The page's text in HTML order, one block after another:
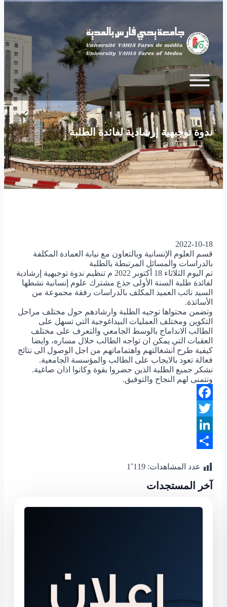
ندوة توجيهية إرشادية لفائدة الطلبة
2022-10-18
قسم العلوم الإنسانية وبالتعاون مع نيابة العمادة المكلفة
بالدراسات والمسائل المرتبطة بالطلبة
تم اليوم الثلاثاء 18 أكتوبر 2022 م تنظيم ندوة توجيهية إرشادية
لفائدة طلبة السنة الأولى جذع مشترك علوم إنسانية نشطها
السيد نائب العميد المكلف بالدراسات رفقة مجموعة من
الأساتذة.
وتضمن محتواها توجيه الطلبة وارشادهم حول مختلف مراحل
التكوين ومختلف العمليات البيداغوجية التي تسهل على
الطالب الانداماج بالوسط الجامعي والتعرف على مختلف
العقبات التي يمكن ان تواجه الطالب خلال مساره، وايضا
كيفية طرح انشغالتهم واهتماماتهم من اجل الوصول الى نتائج
فعالة تعود بالايجاب على الطالب والمؤسسة الجامعية.
نشكر جميع الطلبة الذين حضروا بقوة وكانوا اذان صاغية.
ونتمنى لهم النجاح والتوفيق.
Facebook
Twitter
LinkedIn
عدد المشاهدات: 1٬119
آخر المستجدات